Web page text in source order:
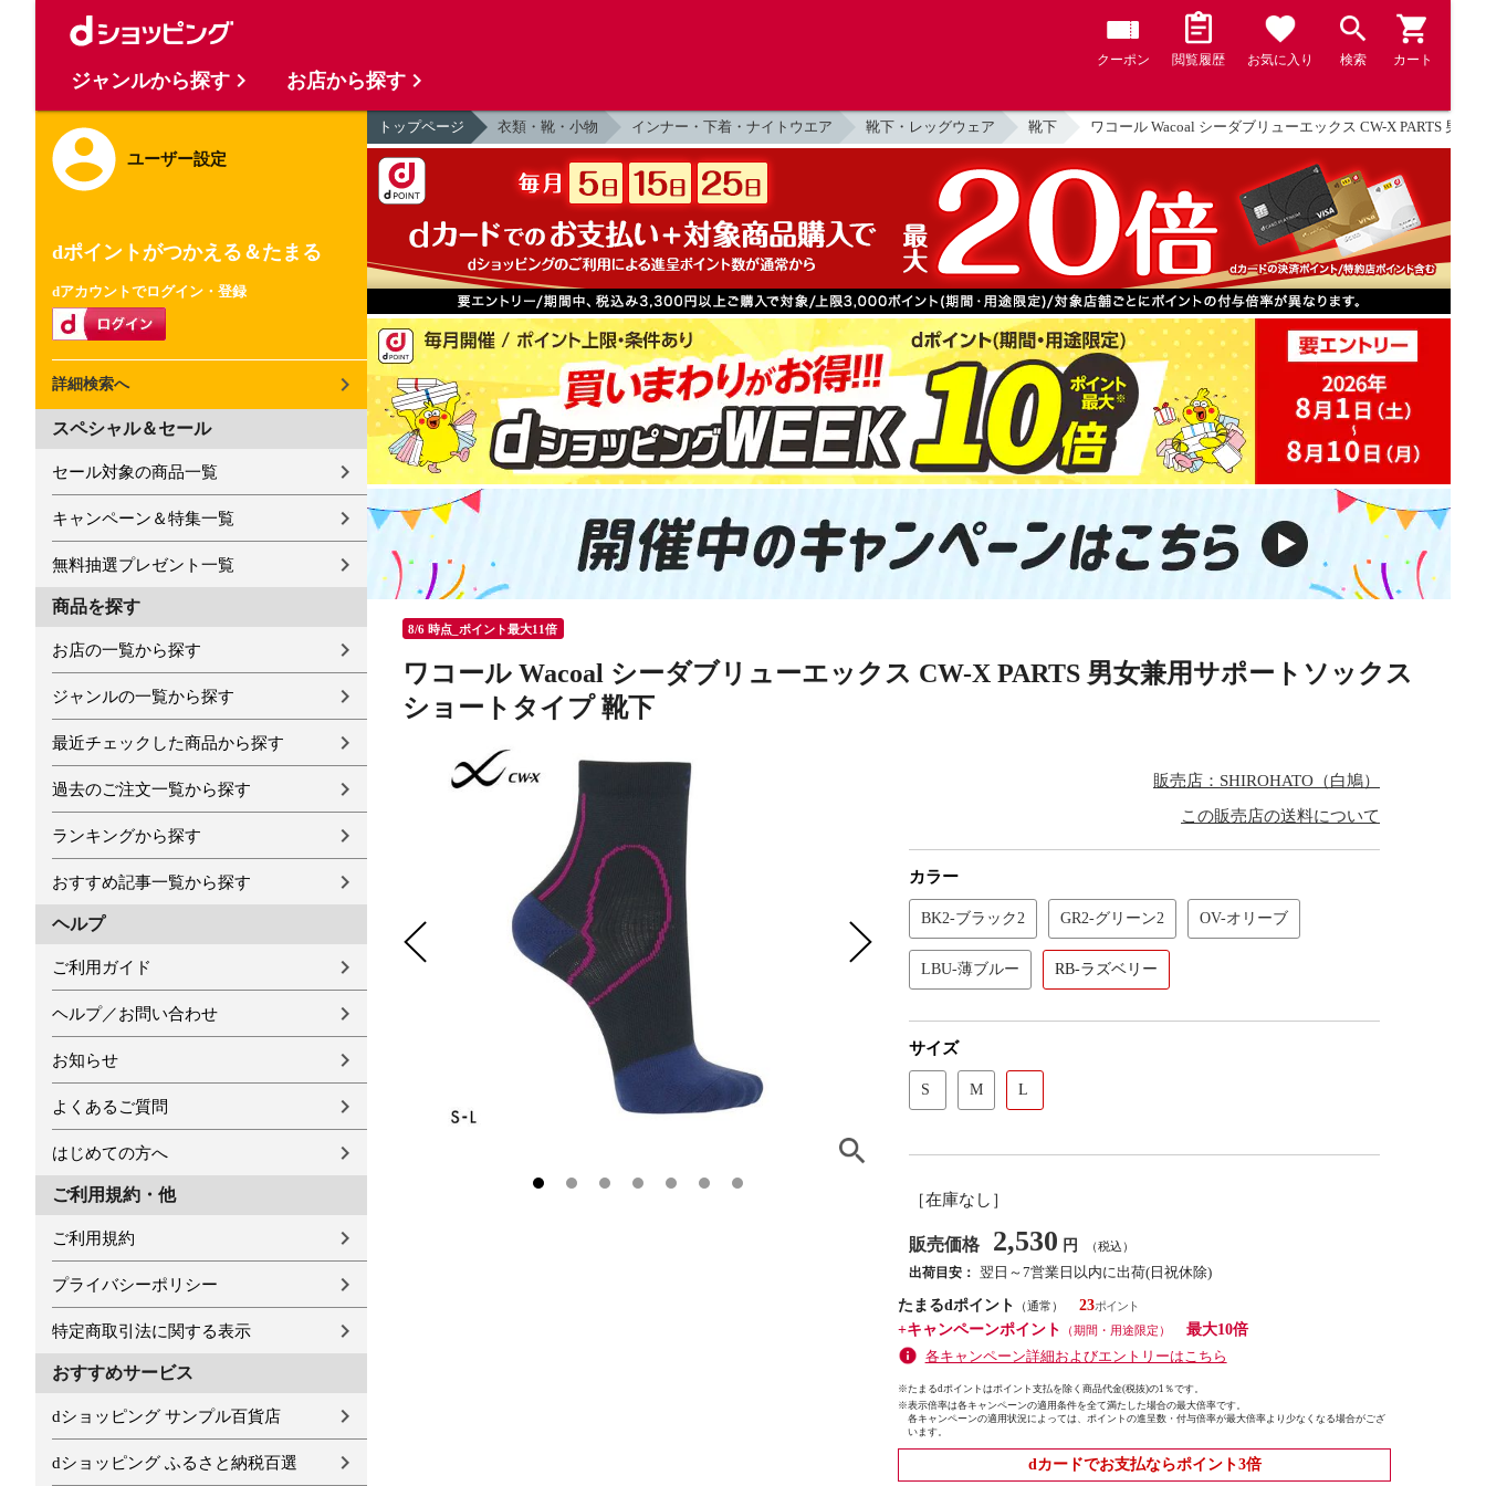
クーポン 閲覧履歴 お気に入り 検索 カート
ユーザー設定
dポイントがつかえる＆たまる
dアカウントでログイン・登録
詳細検索へ
スペシャル＆セール
セール対象の商品一覧
キャンペーン＆特集一覧
無料抽選プレゼント一覧
商品を探す
お店の一覧から探す
ジャンルの一覧から探す
最近チェックした商品から探す
過去のご注文一覧から探す
ランキングから探す
おすすめ記事一覧から探す
ヘルプ
ご利用ガイド
ヘルプ／お問い合わせ
お知らせ
よくあるご質問
はじめての方へ
ご利用規約・他
ご利用規約
プライバシーポリシー
特定商取引法に関する表示
おすすめサービス
dショッピング サンプル百貨店
dショッピング ふるさと納税百選
トップページ 衣類・靴・小物 インナー・下着・ナイトウエア 靴下・レッグウェア 靴下 ワコール Wacoal シーダブリューエックス CW-X PARTS 男
8/6 時点_ポイント最大11倍
ワコール Wacoal シーダブリューエックス CW-X PARTS 男女兼用サポートソックス
ショートタイプ 靴下
販売店：SHIROHATO（白鳩）
この販売店の送料について
カラー
BK2-ブラック2 GR2-グリーン2 OV-オリーブ
LBU-薄ブルー RB-ラズベリー
サイズ
S M L
［在庫なし］
販売価格 2,530 円 （税込）
出荷目安： 翌日～7営業日以内に出荷(日祝休除)
たまるdポイント
（通常）
23
+キャンペーンポイント
（期間・用途限定）
最大10倍
各キャンペーン詳細およびエントリーはこちら
※たまるdポイントはポイント支払を除く商品代金(税抜)の1％です。
※表示倍率は各キャンペーンの適用条件を全て満たした場合の最大倍率です。
各キャンペーンの適用状況によっては、ポイントの進呈数・付与倍率が最大倍率より少なくなる場合がござ
います。
dカードでお支払ならポイント3倍
ジャンルから探す お店から探す